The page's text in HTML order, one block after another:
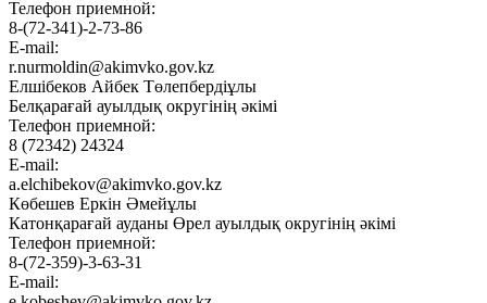
Телефон приемной:
8-(72-341)-2-73-86
E-mail:
r.nurmoldin@akimvko.gov.kz
Елшібеков Айбек Төлепбердіұлы
Белқарағай ауылдық округінің әкімі
Телефон приемной:
8 (72342) 24324
E-mail:
a.elchibekov@akimvko.gov.kz
Көбешев Еркін Әмейұлы
Катонқарағай ауданы Өрел ауылдық округінің әкімі
Телефон приемной:
8-(72-359)-3-63-31
E-mail: